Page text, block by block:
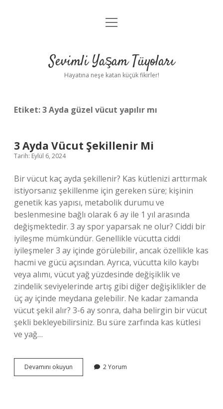
Anasayfa
Yasal Uyarı
menüyü
Sevimli Yaşam Tüyoları
Hayatına neşe katan küçük fikirler!
Etiket:3 Ayda güzel vücut yapılır mı
3 Ayda Vücut Şekillenir Mi
Tarih: Eylül 6, 2024
Bir vücut kaç ayda şekillenir? Kas kütlenizi arttırmak
istiyorsanız şekillenme için gereken süre; kişinin
genetik kas yapısı, metabolik durumu ve
beslenmesine bağlı olarak 6 ay ile 1 yıl arasında
değişmektedir. 3 ay spor yaparsak ne olur? Ciddi bir
iyileşme mümkündür. Genellikle vücutta ciddi
iyileşmeler 3 ay içinde görülebilir, ancak özellikle kas
hacmi ve gücü açısından. Ayrıca, vücutta kilo kaybı
veya alımı, vücut yağ yüzdesinde değişiklik ve
zindelik seviyelerinde artış gibi diğer değişiklikler de
üç ay içinde meydana gelebilir. Ne kadar zamanda
vücut şekil alır? 3-6 ay sonra, daha belirgin bir vücut
şekli bekleyebilirsiniz. Bu süre zarfında kas kütlesi
ve yağ…
Devamını okuyun
Ayda
2 Yorum